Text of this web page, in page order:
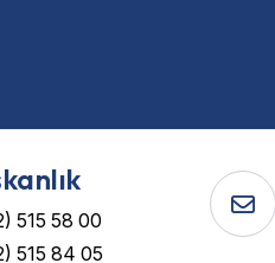
515 58 00
515 84 05